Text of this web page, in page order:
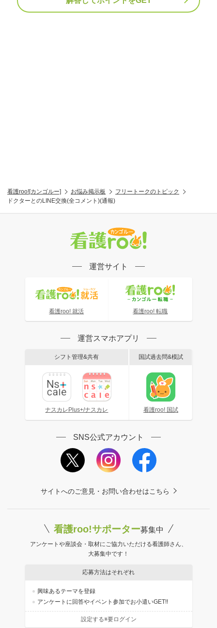
看護roo![カンゴルー] お悩み掲示板
フリートークのトピック
ドクターとのLINE交換(全コメント)(通報)
運営サイト
看護roo! 就活 看護roo! 転職
運営スマホアプリ
シフト管理&共有
ナスカレPlus+/ナスカレ
国試過去問&模試
看護roo! 国試
SNS公式アカウント
サイトへのご意見・お問い合わせはこちら
看護roo!サポーター募集中
アンケートや座談会・取材にご協力いただける看護師さん、
大募集中です！
応募方法はそれぞれ
興味あるテーマを登録
アンケートに回答やイベント参加でお小遣いGET!!
設定する※要ログイン